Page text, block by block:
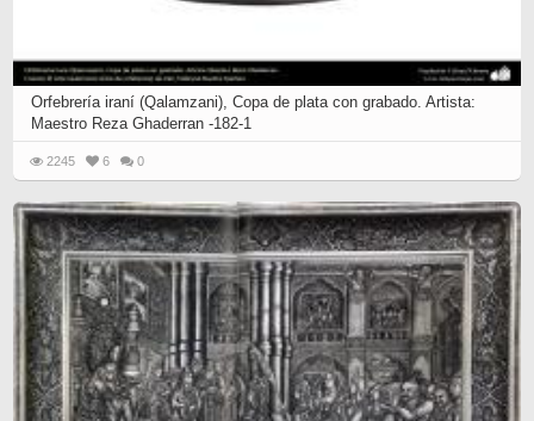
Orfebrería iraní (Qalamzani), Copa de plata con grabado. Artista:
Maestro Reza Ghaderran -182-1
2245 6 0